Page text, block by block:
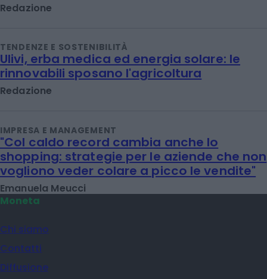
Redazione
TENDENZE E SOSTENIBILITÀ
Ulivi, erba medica ed energia solare: le
rinnovabili sposano l'agricoltura
Redazione
IMPRESA E MANAGEMENT
"Col caldo record cambia anche lo
shopping: strategie per le aziende che non
vogliono veder colare a picco le vendite"
Emanuela Meucci
Moneta
Chi siamo
Contatti
Diffusione